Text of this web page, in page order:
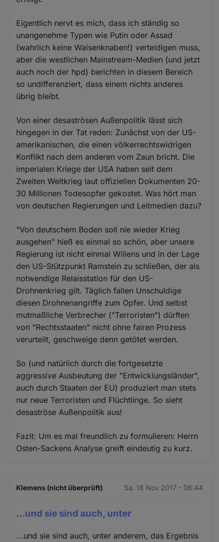
Eigentlich nervt es mich, dass ich ständig so
unangenehme Typen wie Putin oder Assad
(wahrlich keine Waisenknaben!) verteidigen muss,
aber die westlichen Mainstream-Medien (und jetzt
auch noch der hpd) berichten in diesem Bereich
so undifferenziert, dass einem nichts anderes
übrig bleibt.
Von einer desaströsen Außenpolitik lässt sich
hingegen in der Tat reden: Zunächst von der US-
amerikanischen, die einen völkerrechtswidrigen
Konflikt nach dem anderen vom Zaun bricht. Die
imperialen Kriege der USA haben seit dem
Zweiten Weltkrieg laut offiziellen Dokumenten 20-
30 Millionen Todesopfer gekostet. Was hört man
von deutschen Regierungen und Leitmedien dazu?
"Von deutschem Boden soll nie wieder Krieg
ausgehen" hieß es einmal so schön, aber unsere
Regierung ist nicht einmal Willens und in der Lage
den US-Stützpunkt Ramstein zu schließen, der als
notwendige Relaisstation für den US-
Drohnenkrieg gilt. Täglich fallen Unschuldige
diesen Drohnenangriffe zum Opfer. Und selbst
mutmaßliche Verbrecher ("Terroristen") dürften
von "Rechtsstaaten" nicht ohne fairen Prozess
verurteilt, geschweige denn getötet werden.
So (und natürlich durch die fortgesetzte
aggressive Ausbeutung der "Entwicklungsländer",
auch durch Staaten der EU) produziert man stets
nur neue Terroristen und Flüchtlinge. So sieht
desaströse Außenpolitik aus!
Fazit: Um es mal freundlich zu formulieren: Herrn
Osten-Sackens Analyse greift eindeutig zu kurz.
Klemens (nicht überprüft) Sa. 18 Nov 2017 - 06:44
...und sie sind auch, unter
...und sie sind auch, unter anderem, das Ergebnis